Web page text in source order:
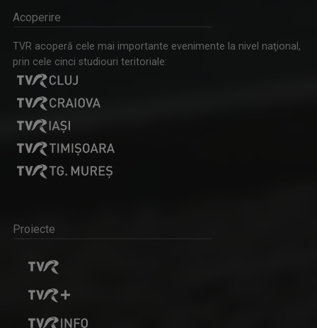
Acoperire
TVR acoperă cele mai importante evenimente la nivel naţional,
prin cele cinci studiouri teritoriale:
Proiecte